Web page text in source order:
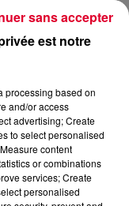
MAKOTO SAN
Baptiste BLANDIN
est notre
processing based on
and/or access
advertising; Create
to select personalised
content
or combinations
services; Create
personalised
sans accepter